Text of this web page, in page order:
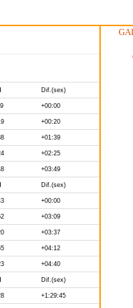
Dif.(sex)
+00:00
+00:20
+01:39
+02:25
+03:49
Dif.(sex)
+00:00
+03:09
+03:37
+04:12
+04:40
Dif.(sex)
+1:29:45